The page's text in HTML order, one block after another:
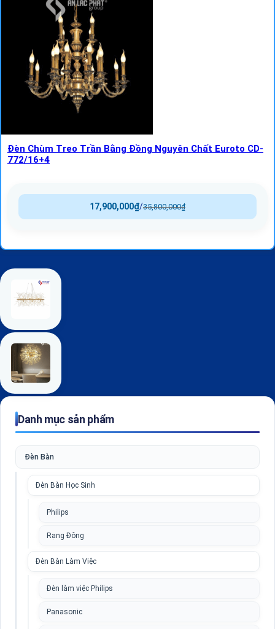
Đèn Chùm Treo Trần Bằng Đồng Nguyên Chất Euroto CD-
772/16+4
35,800,000₫
/
17,900,000₫
Danh mục sản phẩm
Đèn Bàn
Đèn Bàn Học Sinh
Philips
Rạng Đông
Đèn Bàn Làm Việc
Đèn làm việc Philips
Panasonic